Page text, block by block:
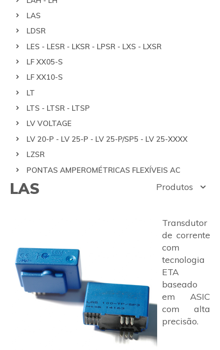
LAS
LDSR
LES - LESR - LKSR - LPSR - LXS - LXSR
LF XX05-S
LF XX10-S
LT
LTS - LTSR - LTSP
LV VOLTAGE
LV 20-P - LV 25-P - LV 25-P/SP5 - LV 25-XXXX
LZSR
PONTAS AMPEROMÉTRICAS FLEXÍVEIS AC
Produtos
LAS
Transdutor
de corrente
com
tecnologia
ETA
baseado
em ASIC
com alta
precisão.